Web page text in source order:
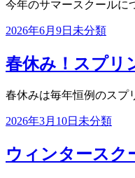
今年のサマースクール
2026年6月9日 未分類
春休み！スプリ
春休みは毎年恒例のス
2026年3月10日 未分類
ウィンタースク